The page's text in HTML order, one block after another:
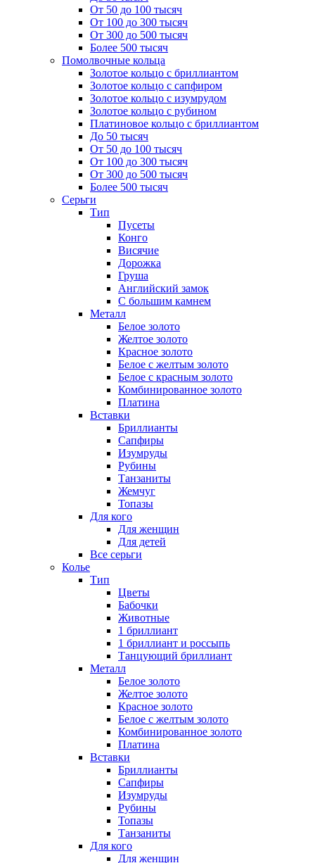
От 50 до 100 тысяч
От 100 до 300 тысяч
От 300 до 500 тысяч
Более 500 тысяч
Помолвочные кольца
Золотое кольцо с бриллиантом
Золотое кольцо с сапфиром
Золотое кольцо с изумрудом
Золотое кольцо с рубином
Платиновое кольцо с бриллиантом
До 50 тысяч
От 50 до 100 тысяч
От 100 до 300 тысяч
От 300 до 500 тысяч
Более 500 тысяч
Серьги
Тип
Пусеты
Конго
Висячие
Дорожка
Груша
Английский замок
С большим камнем
Металл
Белое золото
Желтое золото
Красное золото
Белое с желтым золото
Белое с красным золото
Комбинированное золото
Платина
Вставки
Бриллианты
Сапфиры
Изумруды
Рубины
Танзаниты
Жемчуг
Топазы
Для кого
Для женщин
Для детей
Все серьги
Колье
Тип
Цветы
Бабочки
Животные
1 бриллиант
1 бриллиант и россыпь
Танцующий бриллиант
Металл
Белое золото
Желтое золото
Красное золото
Белое с желтым золото
Комбинированное золото
Платина
Вставки
Бриллианты
Сапфиры
Изумруды
Рубины
Топазы
Танзаниты
Для кого
Для женщин